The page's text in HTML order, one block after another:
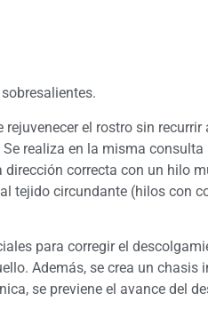
el rostro sin recurrir
realiza en la misma
correcta con un hilo
tejido circundante (hilos con
para corregir el
Además, se crea un chasis
se previene el avance del